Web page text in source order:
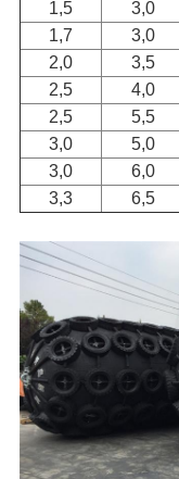
1,5
3,0
1,7
3,0
2,0
3,5
2,5
4,0
2,5
5,5
3,0
5,0
3,0
6,0
3,3
6,5